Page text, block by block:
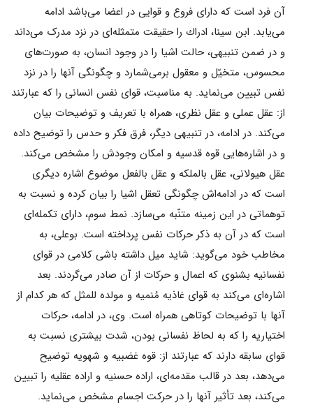
آن فرد است كه داراى فروع و قوايى در اعضا مى‌باشد ادامه
مى‌يابد. ابن سينا، ادراك را حقيقت متمثله‌اى در نزد مدرک مى‌داند
و در ضمن تنبيهى، حالت اشيا را در وجود انسان، به صورت‌هاى
محسوس، متخيّل و معقول برمى‌شمارد و چگونگى آنها را در نزد
نفس تبيين مى‌نمايد. به مناسبت، قواى نفس انسانى را كه عبارتند
از: عقل عملى و عقل نظرى، همراه با تعريف و توضيحات بيان
مى‌كند. در ادامه، در تنبيهى ديگر، فرق فكر و حدس را توضيح داده
و در اشاره‌هایى قوه قدسيه و امكان وجودش را مشخص مى‌كند.
عقل هيولانى، عقل بالملكه و عقل بالفعل موضوع اشاره ديگرى
است كه در ادامه‌اش چگونگى تعقل اشيا را بيان كرده و نسبت به
توهماتى در اين زمينه متنّبه مى‌سازد. نمط سوم، داراى تكمله‌اى
است كه در آن به ذكر حركات نفس پرداخته است. بوعلى، به
مخاطب خود مى‌گويد: شايد ميل داشته باشى كلامى در قواى
نفسانيه بشنوى كه اعمال و حركات از آن صادر مى‌گردند. بعد
اشاره‌اى مى‌كند به قواى غاذيه مُنميه و مولده للمثل كه هر كدام از
آنها با توضيحات كوتاهى همراه است. وى، در ادامه، حركات
اختياريه را كه به لحاظ نفسانى بودن، شدت بيشترى نسبت به
قواى سابقه دارند كه عبارتند از: قوه غضبيه و شهويه توضيح
مى‌دهد، بعد در قالب مقدمه‌اى، اراده حسنيه و اراده عقليه را تبيين
مى‌كند، بعد تأثير آنها را در حركت اجسام مشخص مى‌نمايد.